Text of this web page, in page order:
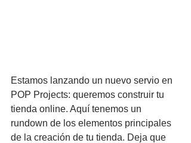
Estamos lanzando un nuevo servio en
POP Projects: queremos construir tu
tienda online. Aquí tenemos un
rundown de los elementos principales
de la creación de tu tienda. Deja que